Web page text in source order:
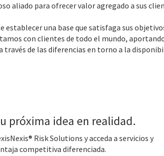
aliado para ofrecer valor agregado a sus
una base que satisfaga sus
con clientes de todo el mundo,
través de las diferencias en torno a la
próxima idea en realidad.
Risk Solutions y acceda a servicios y
competitiva diferenciada.